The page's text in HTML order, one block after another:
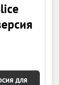
для